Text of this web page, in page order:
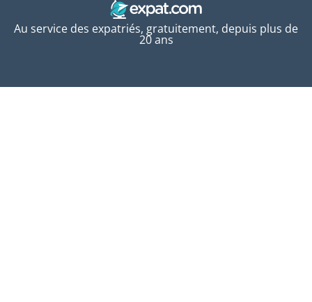
Au service des expatriés, gratuitement, depuis plus de
20 ans